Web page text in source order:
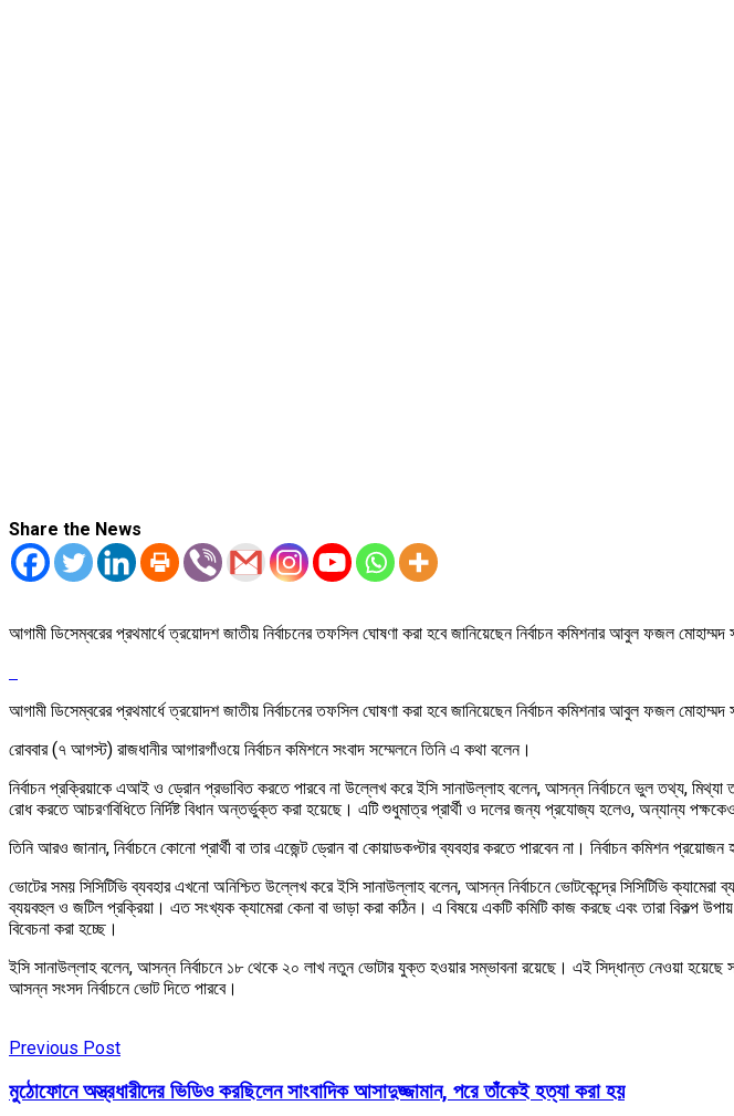
Share the News
আগামী ডিসেম্বরের প্রথমার্ধে ত্রয়োদশ জাতীয় নির্বাচনের তফসিল ঘোষণা করা হবে জানিয়েছেন নির্বাচন কমিশনার আবুল ফজল মোহাম্মদ
আগামী ডিসেম্বরের প্রথমার্ধে ত্রয়োদশ জাতীয় নির্বাচনের তফসিল ঘোষণা করা হবে জানিয়েছেন নির্বাচন কমিশনার আবুল ফজল মোহাম্মদ
রোববার (৭ আগস্ট) রাজধানীর আগারগাঁওয়ে নির্বাচন কমিশনে সংবাদ সম্মেলনে তিনি এ কথা বলেন।
নির্বাচন প্রক্রিয়াকে এআই ও ড্রোন প্রভাবিত করতে পারবে না উল্লেখ করে ইসি সানাউল্লাহ বলেন, আসন্ন নির্বাচনে ভুল তথ্য,
রোধ করতে আচরণবিধিতে নির্দিষ্ট বিধান অন্তর্ভুক্ত করা হয়েছে। এটি শুধুমাত্র প্রার্থী ও দলের জন্য প্রযোজ্য হলেও, অন্যান্য
তিনি আরও জানান, নির্বাচনে কোনো প্রার্থী বা তার এজেন্ট ড্রোন বা কোয়াডকপ্টার ব্যবহার করতে পারবেন না। নির্বাচন কমিশন প্রয়োজন
ভোটের সময় সিসিটিভি ব্যবহার এখনো অনিশ্চিত উল্লেখ করে ইসি সানাউল্লাহ বলেন, আসন্ন নির্বাচনে ভোটকেন্দ্রে সিসিটিভি
ব্যয়বহুল ও জটিল প্রক্রিয়া। এত সংখ্যক ক্যামেরা কেনা বা ভাড়া করা কঠিন। এ বিষয়ে একটি কমিটি কাজ করছে এবং তারা বিকল্প
বিবেচনা করা হচ্ছে।
ইসি সানাউল্লাহ বলেন, আসন্ন নির্বাচনে ১৮ থেকে ২০ লাখ নতুন ভোটার যুক্ত হওয়ার সম্ভাবনা রয়েছে। এই সিদ্ধান্ত নেওয়া
আসন্ন সংসদ নির্বাচনে ভোট দিতে পারবে।
Previous Post
মুঠোফোনে অস্ত্রধারীদের ভিডিও করছিলেন সাংবাদিক আসাদুজ্জামান, পরে তাঁকেই হত্যা করা হয়